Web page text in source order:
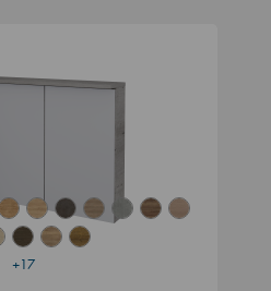
+17